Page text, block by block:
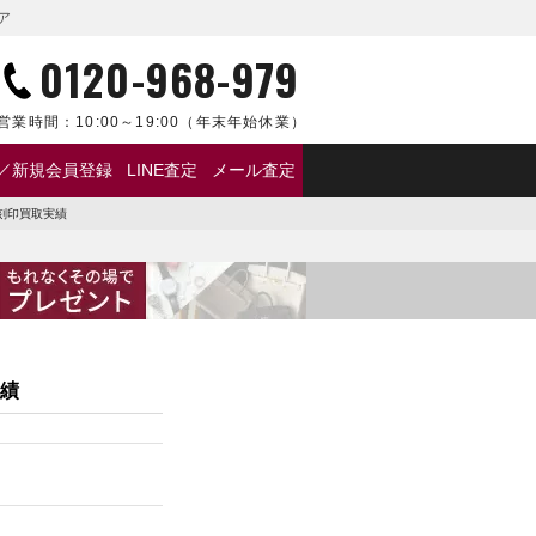
0120-968-979
業時間： 10:00～19:00 （年末年始休業）
新規会員登録 LINE査定 メール査定
印買取実績